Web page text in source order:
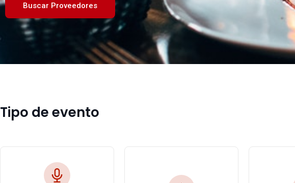
Buscar Proveedores
Tipo de evento